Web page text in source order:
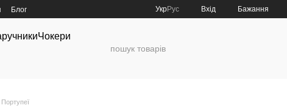
Блог УкрРус Вхід Бажання
Чокери
Портупеї